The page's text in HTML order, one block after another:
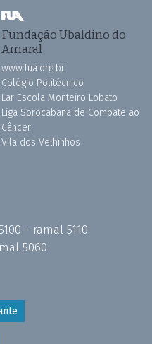
Fundação Ubaldino do
Amaral
www.fua.org.br
Colégio Politécnico
Lar Escola Monteiro Lobato
Liga Sorocabana de Combate ao
Câncer
Vila dos Velhinhos
- ramal 5110
5060